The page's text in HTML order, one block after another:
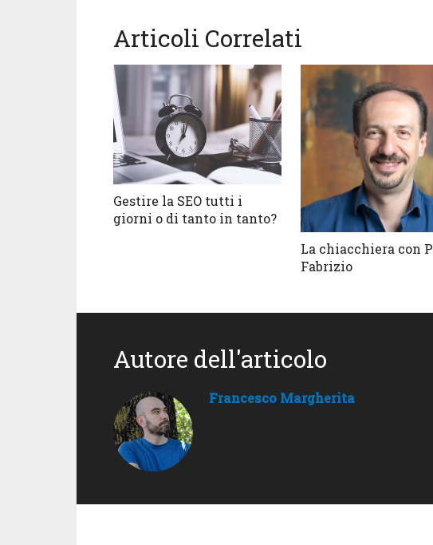
Articoli Correlati
Gestire la SEO tutti i
giorni o di tanto in tanto?
La chiacchiera con
Fabrizio
Autore dell'articolo
Francesco Margherita